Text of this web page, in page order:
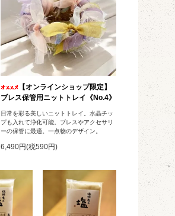
【オンラインショップ限定】
ブレス保管用ニットトレイ《No.4》
日常を彩る美しいニットトレイ。水晶チッ
プも入れて浄化可能。ブレスやアクセサリ
ーの保管に最適。一点物のデザイン。
6,490円(税590円)